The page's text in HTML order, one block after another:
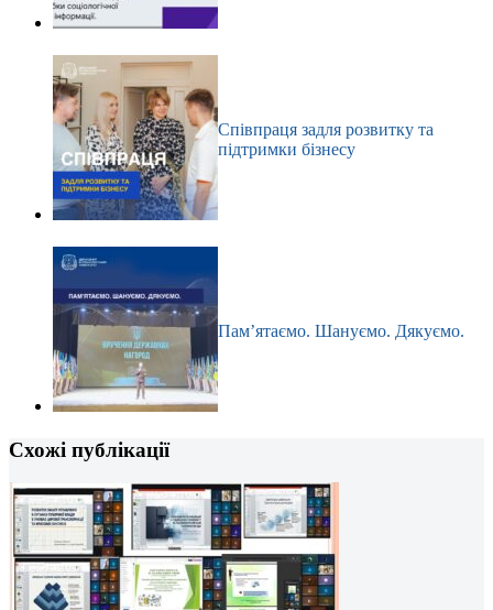
Співпраця задля розвитку та
підтримки бізнесу
Пам’ятаємо. Шануємо. Дякуємо.
Схожі публікації